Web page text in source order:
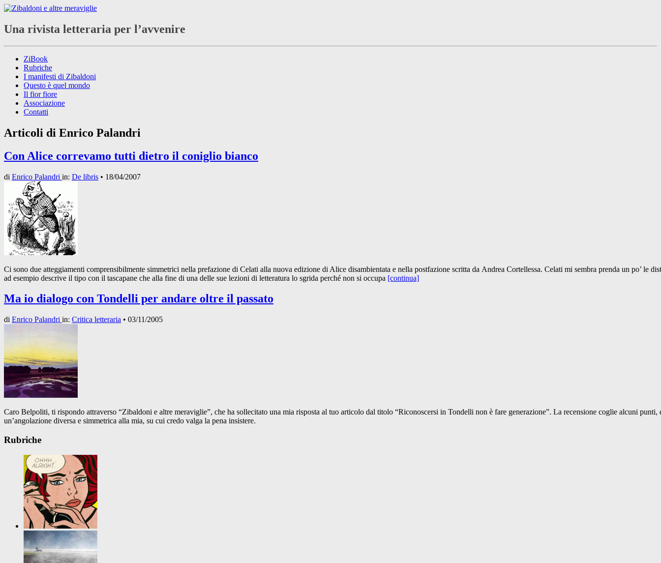
Una rivista letteraria per l’avvenire
ZiBook
Rubriche
I manifesti di Zibaldoni
Questo è quel mondo
Il fior fiore
Associazione
Contatti
Articoli di Enrico Palandri
Con Alice correvamo tutti dietro il coniglio bianco
di Enrico Palandri in: De libris • 18/04/2007
Ci sono due atteggiamenti comprensibilmente simmetrici nella prefazione di Celati alla nuova edizione di Alice disambientata e nella postfazione scritta da Andrea Cortellessa. Celati mi sembra prenda un po’ le
ad esempio descrive il tipo con il tascapane che alla fine di una delle sue lezioni di letteratura lo sgrida perché non si occupa [continua]
Ma io dialogo con Tondelli per andare oltre il passato
di Enrico Palandri in: Critica letteraria • 03/11/2005
Caro Belpoliti, ti rispondo attraverso “Zibaldoni e altre meraviglie”, che ha sollecitato una mia risposta al tuo articolo dal titolo “Riconoscersi in Tondelli non è fare generazione”. La recensione coglie alcuni punti,
un’angolazione diversa e simmetrica alla mia, su cui credo valga la pena insistere.
Rubriche